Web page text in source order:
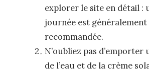
explorer le site en détail :
journée est généralement
recommandée.
N’oubliez pas d’emporter
de l’eau et de la crème